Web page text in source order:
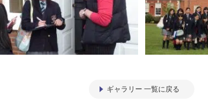
ギャラリー 一覧に戻る